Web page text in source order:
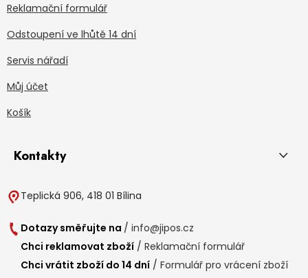
Reklamační formulář
Odstoupení ve lhůtě 14 dní
Servis nářadí
Můj účet
Košík
Kontakty
Teplická 906, 418 01 Bílina
Dotazy směřujte na / info@jipos.cz
Chci reklamovat zboží / Reklamační formulář
Chci vrátit zboží do 14 dní / Formulář pro vrácení zboží